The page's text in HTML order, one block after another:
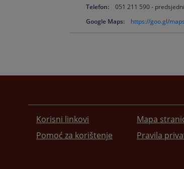
Telefon:
051 211 590 -
Google Maps:
https://goo.gl/
Korisni linkovi
Pomoć za korištenje
Mapa
Pravila